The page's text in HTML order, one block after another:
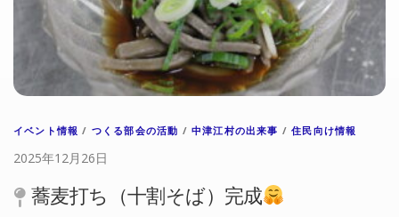
イベント情報 / つくる部会の活動 /中津江村の出来事 /住民向け情報
2025年12月26日
蕎麦打ち（十割そば）完成